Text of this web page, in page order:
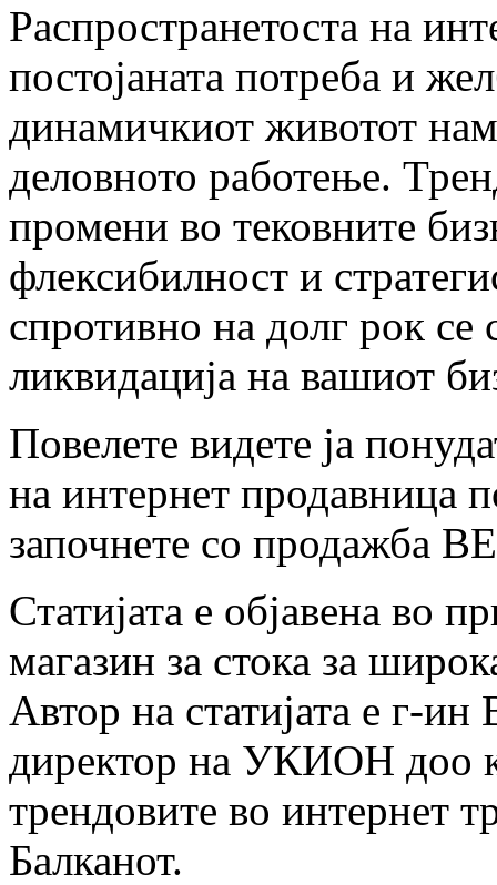
Распространетоста на
постојаната потреба и
динамичкиот животот
деловното работење.
промени во тековните
флексибилност и
спротивно на долг рок се
ликвидација на вашиот
Повелете видете ја
на интернет продавница
започнете со продажба
Статијата е објавена во
магазин за стока за
Автор на статијата е г-
директор на УКИОН доо
трендовите во интернет
Балканот.